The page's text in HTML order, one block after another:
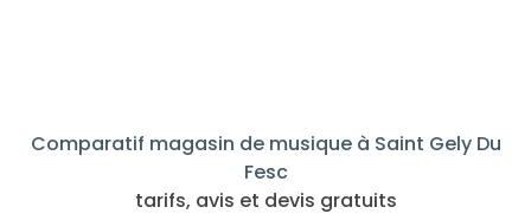
Comparatif magasin de musique à Saint Gely Du
Fesc
tarifs, avis et devis gratuits